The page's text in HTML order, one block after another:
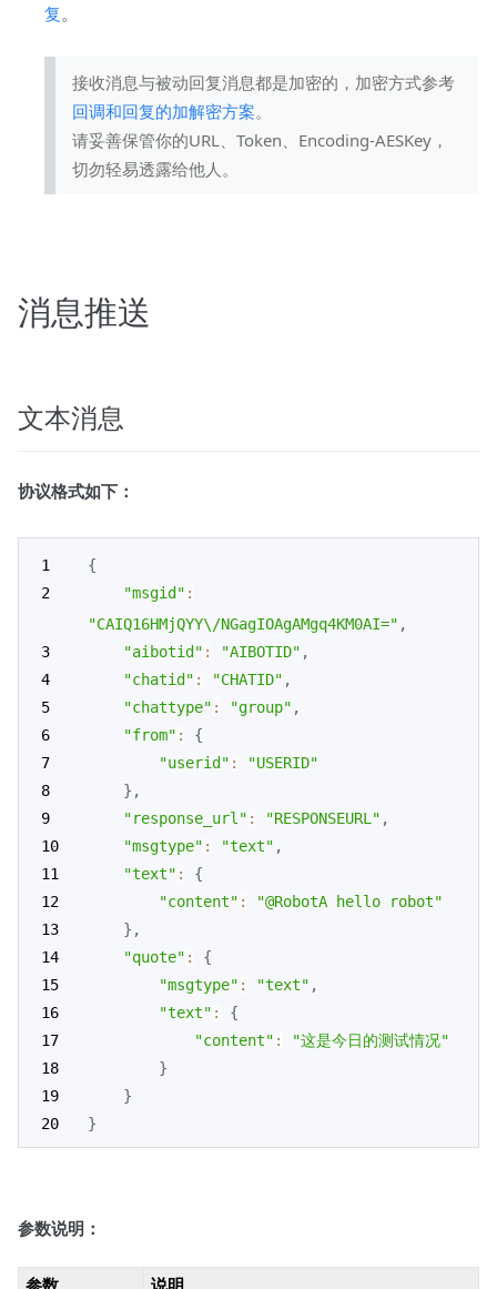
复 。
接收消息与被动回复消息都是加密的，加密方式参考
回调和回复的加解密方案。
请妥善保管你的URL、Token、Encoding-AESKey，
切勿轻易透露给他人。
消息推送
文本消息
协议格式如下：
{
"msgid" :
"CAIQ16HMjQYY\/NGagIOAgAMgq4KM0AI=" ,
"aibotid" : "AIBOTID" ,
"chatid" : "CHATID" ,
"chattype" : "group" ,
"from" :
{
"userid" :
"USERID"
} ,
"response_url" : "RESPONSEURL" ,
"msgtype" : "text" ,
"text" :
{
"content" :
"@RobotA hello robot"
} ,
"quote" :
{
"msgtype" : "text" ,
"text" :
{
"content" :
"这是今日的测试情况"
}
}
}
参数说明：
参数 说明